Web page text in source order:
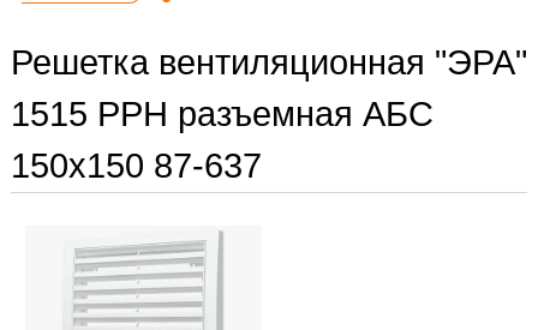
Решетка вентиляционная "ЭРА"
1515 РРН разъемная АБС
150х150 87-637